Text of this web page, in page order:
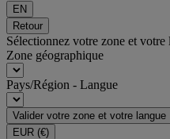
EN
Retour
Sélectionnez votre zone et votre
Zone géographique
Pays/Région - Langue
Valider votre zone et votre langue
EUR (€)